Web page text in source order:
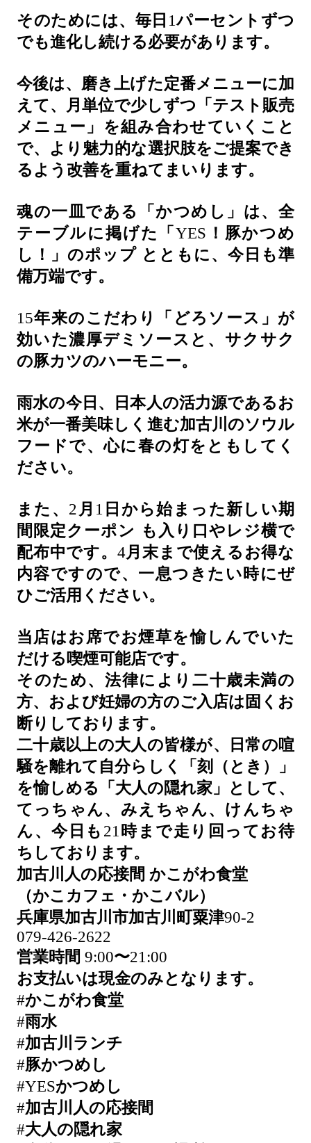
そのためには、毎日 1パーセントずつ
でも進化し続ける必要があります。
今後は、磨き上げた定番メニューに加
えて、月単位で少しずつ「テスト販売
メニュー」を組み合わせていくこと
で、より魅力的な選択肢をご提案でき
るよう改善を重ねてまいります。
魂の一皿である「かつめし」は、全
テーブルに掲げた「YES ！豚かつめ
し！」のポップ とともに、今日も準
備万端です。
15年来のこだわり「どろソース」が
効いた濃厚デミソースと、サクサク
の豚カツのハーモニー。
雨水の今日、日本人の活力源であるお
米が一番美味しく進む加古川のソウル
フードで、心に春の灯をともしてく
ださい。
また、 2 月 1 日から始まった新しい期
間限定クーポン も入り口やレジ横で
配布中です。 4月末まで使えるお得な
内容ですので、一息つきたい時にぜ
ひご活用ください。
当店はお席でお煙草を愉しんでいた
だける喫煙可能店です。
そのため、法律により二十歳未満の
方、および妊婦の方のご入店は固くお
断りしております。
二十歳以上の大人の皆様が、日常の喧
騒を離れて自分らしく「刻（とき）」
を愉しめる「大人の隠れ家」として、
てっちゃん、みえちゃん、けんちゃ
ん、今日も 21 時まで走り回ってお待
ちしております。
加古川人の応接間 かこがわ食堂
（かこカフェ・かこバル）
兵庫県加古川市加古川町粟津90-2
079-426-2622
営業時間 9:00〜21:00
お支払いは現金のみとなります。
#かこがわ食堂
#雨水
#加古川ランチ
#豚かつめし
#YESかつめし
#加古川人の応接間
#大人の隠れ家